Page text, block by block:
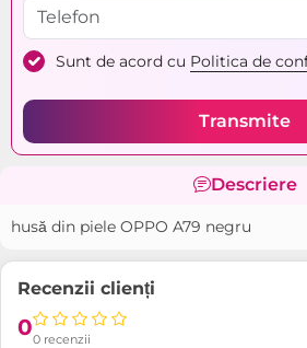
Sunt de acord cu Politica de
Transmite
Descriere
husă din piele OPPO A79 negru
Recenzii clienți
00 recenzii